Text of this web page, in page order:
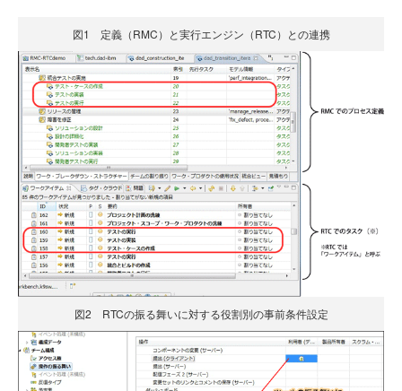
図1 定義（RMC）と実行エンジン（RTC）との連携
図2 RTCの振る舞いに対する役割別の事前条件設定